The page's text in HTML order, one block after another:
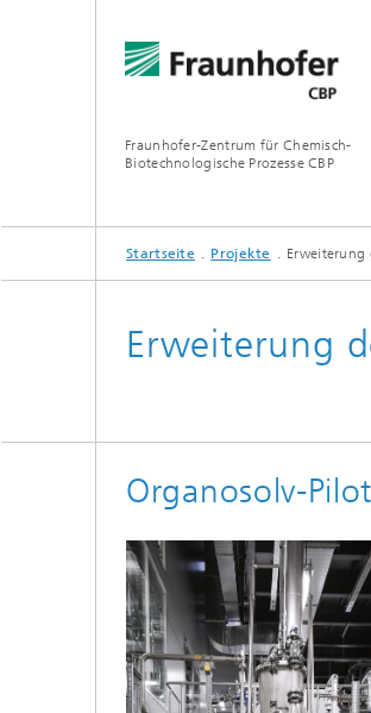
Fraunhofer-Zentrum für Chemisch-
Biotechnologische Prozesse CBP
ÜBER UNS
LEISTUNGSANGEBOT UND
PUBLIKATIONEN
Startseite Projekte Erweiterung
Erweiterung
Organosolv-